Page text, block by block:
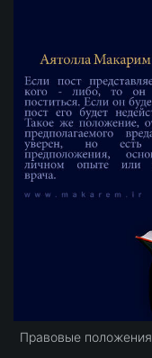
Правовые положения